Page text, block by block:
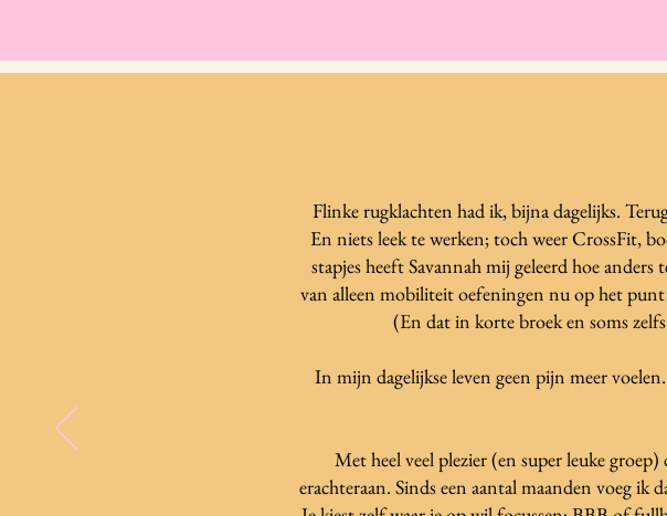
Flinke rugklachten had ik, bijna dagelijks.
En niets leek te werken; toch weer CrossFit,
stapjes heeft Savannah mij geleerd hoe
van alleen mobiliteit oefeningen nu op het
(En dat in korte broek en soms
In mijn dagelijkse leven geen pijn meer
Met heel veel plezier (en super leuke
erachteraan. Sinds een aantal maanden voeg ik